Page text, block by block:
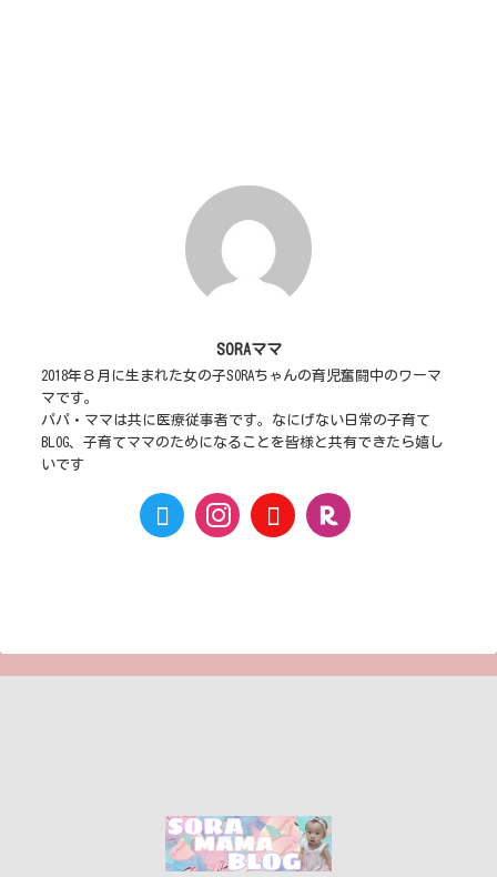
SORAママ
2018年８月に生まれた女の子SORAちゃんの育児奮闘中のワーマ
マです。
パパ・ママは共に医療従事者です。なにげない日常の子育て
BLOG、子育てママのためになることを皆様と共有できたら嬉し
いです